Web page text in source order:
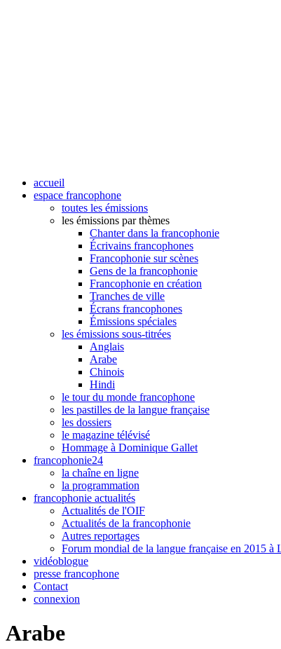
accueil
espace francophone
toutes les émissions
les émissions par thèmes
Chanter dans la francophonie
Écrivains francophones
Francophonie sur scènes
Gens de la francophonie
Francophonie en création
Tranches de ville
Écrans francophones
Émissions spéciales
les émissions sous-titrées
Anglais
Arabe
Chinois
Hindi
le tour du monde francophone
les pastilles de la langue française
les dossiers
le magazine télévisé
Hommage à Dominique Gallet
francophonie24
la chaîne en ligne
la programmation
francophonie actualités
Actualités de l'OIF
Actualités de la francophonie
Autres reportages
Forum mondial de la langue française en 2015 à
vidéoblogue
presse francophone
Contact
connexion
Arabe